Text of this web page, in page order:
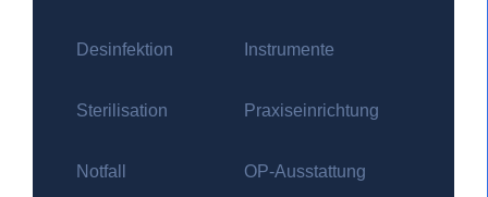
Desinfektion Instrumente
Sterilisation Praxiseinrichtung
Notfall OP-Ausstattung